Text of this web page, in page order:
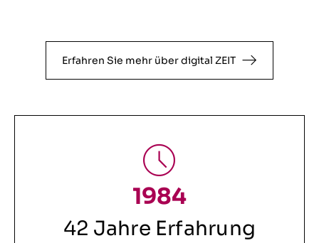
1984
42 Jahre Erfahrung
Erfahren Sie mehr über digital ZEIT